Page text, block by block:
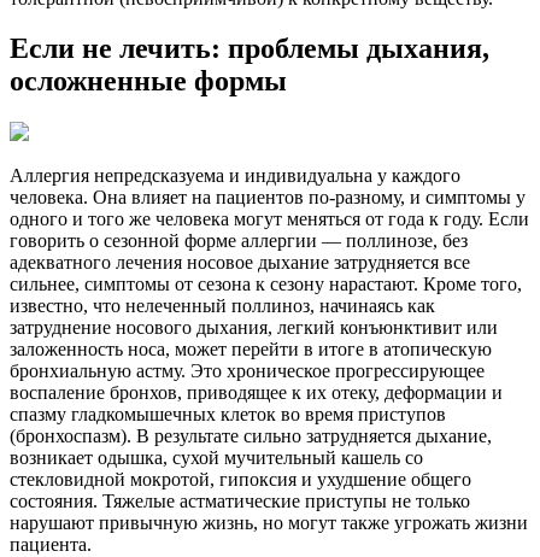
Если не лечить: проблемы дыхания,
осложненные формы
Аллергия непредсказуема и индивидуальна у каждого
человека. Она влияет на пациентов по-разному, и симптомы у
одного и того же человека могут меняться от года к году. Если
говорить о сезонной форме аллергии — поллинозе, без
адекватного лечения носовое дыхание затрудняется все
сильнее, симптомы от сезона к сезону нарастают. Кроме того,
известно, что нелеченный поллиноз, начинаясь как
затруднение носового дыхания, легкий конъюнктивит или
заложенность носа, может перейти в итоге в атопическую
бронхиальную астму. Это хроническое прогрессирующее
воспаление бронхов, приводящее к их отеку, деформации и
спазму гладкомышечных клеток во время приступов
(бронхоспазм). В результате сильно затрудняется дыхание,
возникает одышка, сухой мучительный кашель со
стекловидной мокротой, гипоксия и ухудшение общего
состояния. Тяжелые астматические приступы не только
нарушают привычную жизнь, но могут также угрожать жизни
пациента.